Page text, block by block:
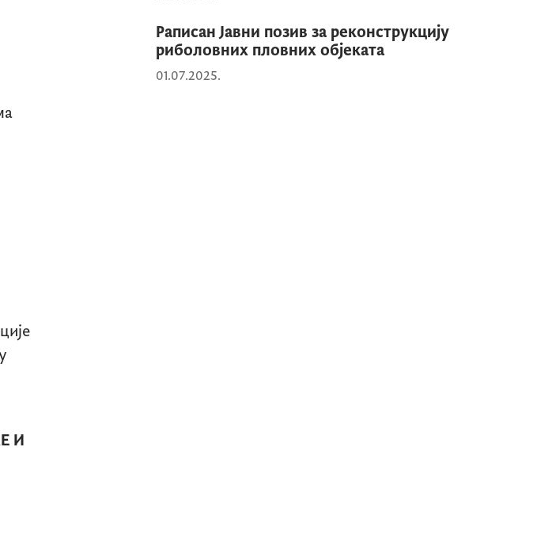
И
Раписан Јавни позив за реконструкцију
риболовних пловних објеката
01.07.2025.